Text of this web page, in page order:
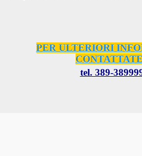
PER ULTERIORI
tel. 389-